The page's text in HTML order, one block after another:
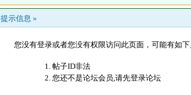
提示信息 »
您没有登录或者您没有权限访问此页面，可能有如
帖子ID非法
您还不是论坛会员,请先登录论坛